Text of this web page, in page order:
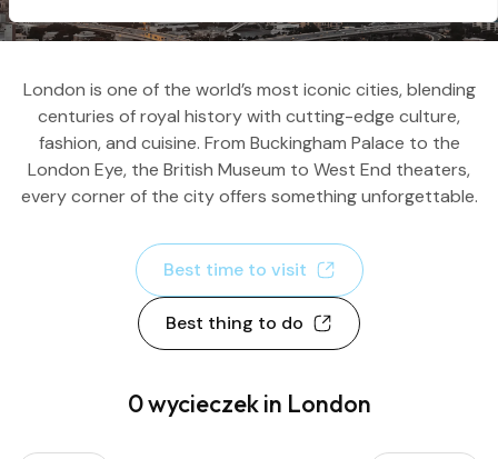
London is one of the world’s most iconic cities, blending
centuries of royal history with cutting-edge culture,
fashion, and cuisine. From Buckingham Palace to the
London Eye, the British Museum to West End theaters,
every corner of the city offers something unforgettable.
Best time to visit
Best thing to do
0 wycieczek in London